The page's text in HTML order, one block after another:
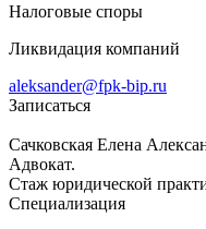
Налоговые споры
Ликвидация компаний
aleksander@fpk-bip.ru
Записаться
Сачковская Елена
Адвокат.
Стаж юридической
Специализация